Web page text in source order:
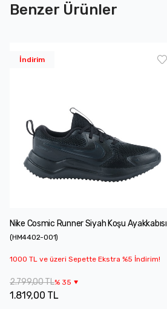
Benzer Ürünler
İndirim
Nike Cosmic Runner Siyah Koşu Ayakkabısı
(HM4402-001)
1000 TL ve üzeri Sepette Ekstra %5 İndirim!
2.799,00 TL% 35
1.819,00 TL